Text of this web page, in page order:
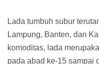
Lada tumbuh subur
Lampung, Banten, dan
komoditas, lada
pada abad ke-15 sampai